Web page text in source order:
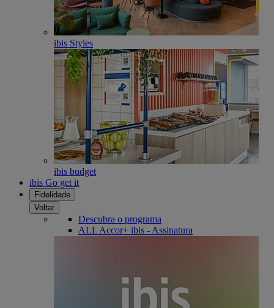
ibis Styles
ibis budget
ibis Go get it
Fidelidade
Voltar
Descubra o programa
ALL Accor+ ibis - Assinatura